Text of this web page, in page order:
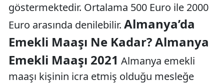
göstermektedir. Ortalama 500 Euro ile 2000
Euro arasında denilebilir. Almanya’da
Emekli Maaşı Ne Kadar? Almanya
Emekli Maaşı 2021 Almanya emekli
maaşı kişinin icra etmiş olduğu mesleğe